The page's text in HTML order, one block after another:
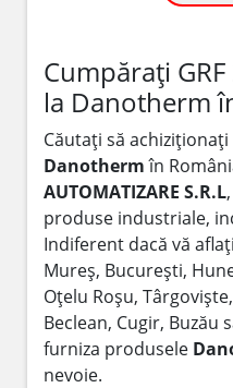
Cumpărați
la Danotherm
Căutați să achiziționați
Danothermîn
AUTOMATIZARE S.R.L
produse industriale,
Indiferent dacă vă
Mureș, București,
Oțelu Roșu,
Beclean, Cugir, Buzău
furniza produsele
nevoie.